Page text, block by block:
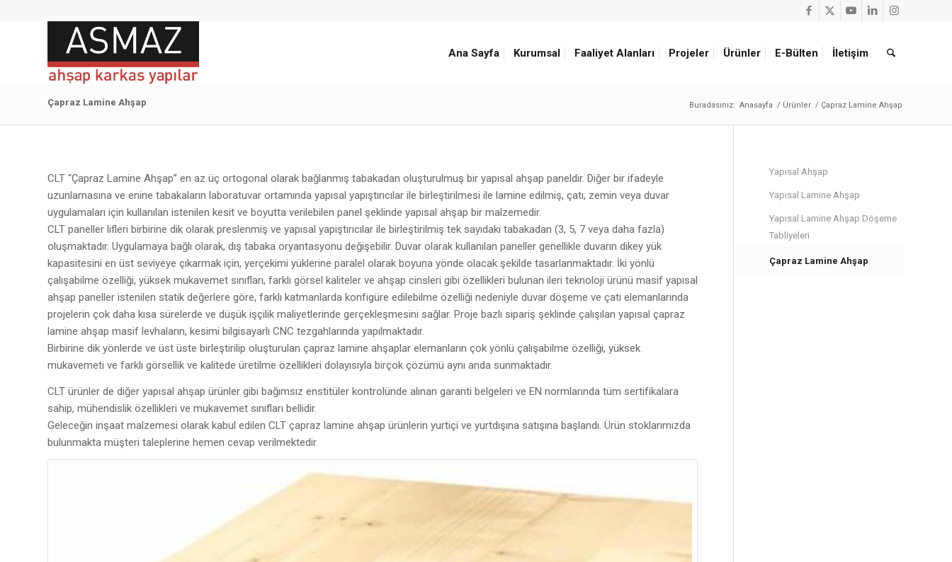
Ana Sayfa Kurumsal Faaliyet Alanları Projeler Ürünler E-Bülten İletişim
Çapraz Lamine Ahşap Buradasınız: Anasayfa / Ürünler / Çapraz Lamine Ahşap
CLT “Çapraz Lamine Ahşap” en az üç ortogonal olarak bağlanmış tabakadan oluşturulmuş bir yapısal ahşap paneldir. Diğer bir ifadeyle
uzunlamasına ve enine tabakaların laboratuvar ortamında yapısal yapıştırıcılar ile birleştirilmesi ile lamine edilmiş, çatı, zemin veya duvar
uygulamaları için kullanılan istenilen kesit ve boyutta verilebilen panel şeklinde yapısal ahşap bir malzemedir.
CLT paneller lifleri birbirine dik olarak preslenmiş ve yapısal yapıştırıcılar ile birleştirilmiş tek sayıdaki tabakadan (3, 5, 7 veya daha fazla)
oluşmaktadır. Uygulamaya bağlı olarak, dış tabaka oryantasyonu değişebilir. Duvar olarak kullanılan paneller genellikle duvarın dikey yük
kapasitesini en üst seviyeye çıkarmak için, yerçekimi yüklerine paralel olarak boyuna yönde olacak şekilde tasarlanmaktadır. İki yönlü
çalışabilme özelliği, yüksek mukavemet sınıfları, farklı görsel kaliteler ve ahşap cinsleri gibi özellikleri bulunan ileri teknoloji ürünü masif yapısal
ahşap paneller istenilen statik değerlere göre, farklı katmanlarda konfigüre edilebilme özelliği nedeniyle duvar döşeme ve çatı elemanlarında
projelerin çok daha kısa sürelerde ve düşük işçilik maliyetlerinde gerçekleşmesini sağlar. Proje bazlı sipariş şeklinde çalışılan yapısal çapraz
lamine ahşap masif levhaların, kesimi bilgisayarlı CNC tezgahlarında yapılmaktadır.
Birbirine dik yönlerde ve üst üste birleştirilip oluşturulan çapraz lamine ahşaplar elemanların çok yönlü çalışabilme özelliği, yüksek
mukavemeti ve farklı görsellik ve kalitede üretilme özellikleri dolayısıyla birçok çözümü aynı anda sunmaktadır.
CLT ürünler de diğer yapısal ahşap ürünler gibi bağımsız enstitüler kontrolünde alınan garanti belgeleri ve EN normlarında tüm sertifikalara
sahip, mühendislik özellikleri ve mukavemet sınıfları bellidir.
Geleceğin inşaat malzemesi olarak kabul edilen CLT çapraz lamine ahşap ürünlerin yurtiçi ve yurtdışına satışına başlandı. Ürün stoklarımızda
bulunmakta müşteri taleplerine hemen cevap verilmektedir.
Yapısal Ahşap
Yapısal Lamine Ahşap
Yapısal Lamine Ahşap Döşeme
Tabliyeleri
Çapraz Lamine Ahşap